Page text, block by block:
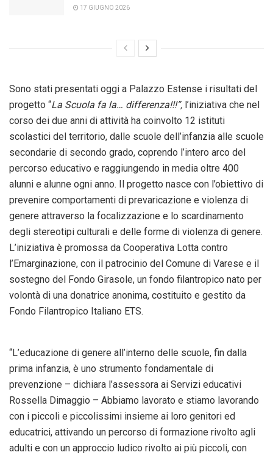
17 GIUGNO 2026
Sono stati presentati oggi a Palazzo Estense i risultati del
progetto “La Scuola fa la… differenza!!!”, l’iniziativa che nel
corso dei due anni di attività ha coinvolto 12 istituti
scolastici del territorio, dalle scuole dell’infanzia alle scuole
secondarie di secondo grado, coprendo l’intero arco del
percorso educativo e raggiungendo in media oltre 400
alunni e alunne ogni anno. Il progetto nasce con l’obiettivo di
prevenire comportamenti di prevaricazione e violenza di
genere attraverso la focalizzazione e lo scardinamento
degli stereotipi culturali e delle forme di violenza di genere.
L’iniziativa è promossa da Cooperativa Lotta contro
l’Emarginazione, con il patrocinio del Comune di Varese e il
sostegno del Fondo Girasole, un fondo filantropico nato per
volontà di una donatrice anonima, costituito e gestito da
Fondo Filantropico Italiano ETS.
“L’educazione di genere all’interno delle scuole, fin dalla
prima infanzia, è uno strumento fondamentale di
prevenzione – dichiara l’assessora ai Servizi educativi
Rossella Dimaggio – Abbiamo lavorato e stiamo lavorando
con i piccoli e piccolissimi insieme ai loro genitori ed
educatrici, attivando un percorso di formazione rivolto agli
adulti e con un approccio ludico rivolto ai più piccoli, con